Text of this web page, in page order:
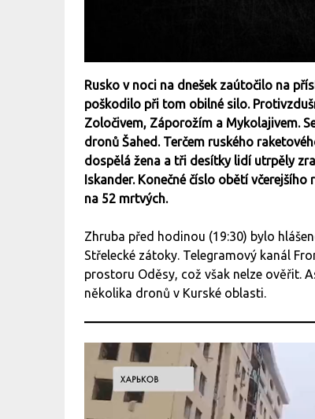
Rusko v noci na dnešek zaútočilo na
poškodilo při tom obilné silo.
Zoločivem, Záporožím a Mykolajivem.
dronů Šahed. Terčem ruského
dospělá žena a tři desítky lidí utrpěly
Iskander. Konečné číslo obětí
na 52 mrtvých.
Zhruba před hodinou (19:30) bylo
Střelecké zátoky. Telegramový kanál
prostoru Oděsy, což však nelze ověřit.
několika dronů v Kurské oblasti.